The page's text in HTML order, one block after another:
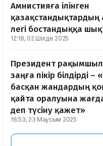
Амнистияға ілінген
легі бостандыққа
12:18, 02 Шілде 2025
Президент
заңға пікір білдірді
басқан жандардың
қайта оралуына
деп түсіну қажет»
16:53, 23 Маусым 2025